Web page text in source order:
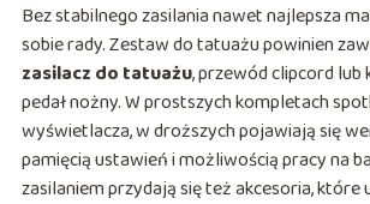
Bez stabilnego zasilania nawet najlepsza
sobie rady. Zestaw do tatuażu powinien
zasilacz do tatuażu, przewód clipcord lub
pedał nożny. W prostszych kompletach
wyświetlacza, w droższych pojawiają się
pamięcią ustawień i możliwością pracy na
zasilaniem przydają się też akcesoria, które